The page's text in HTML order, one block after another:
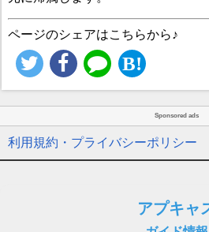
ページのシェアはこちらから♪
Sponsored ads
利用規約・プライバシーポリシー
アプキャ